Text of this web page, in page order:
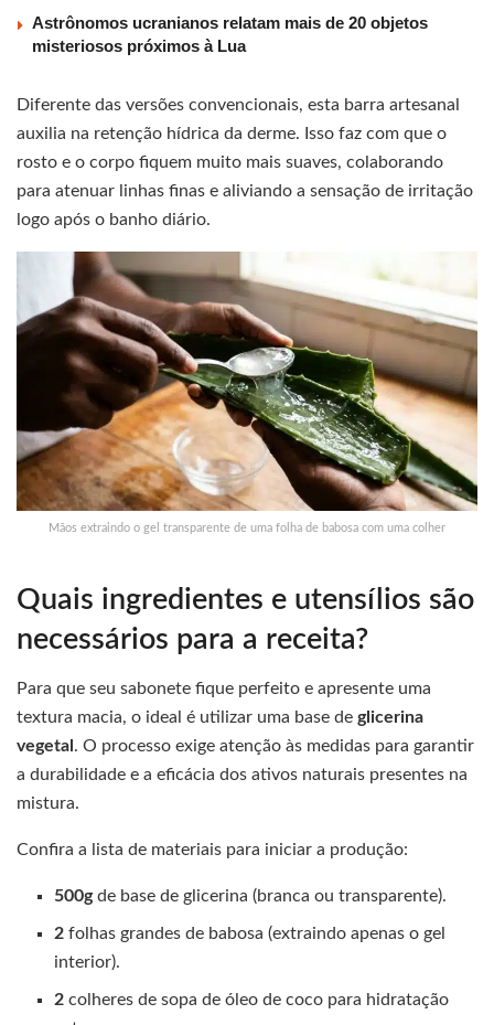
Astrônomos ucranianos relatam mais de 20 objetos
misteriosos próximos à Lua
Diferente das versões convencionais, esta barra artesanal
auxilia na retenção hídrica da derme. Isso faz com que o
rosto e o corpo fiquem muito mais suaves, colaborando
para atenuar linhas finas e aliviando a sensação de irritação
logo após o banho diário.
Mãos extraindo o gel transparente de uma folha de babosa com uma colher
Quais ingredientes e utensílios são
necessários para a receita?
Para que seu sabonete fique perfeito e apresente uma
textura macia, o ideal é utilizar uma base de glicerina
vegetal . O processo exige atenção às medidas para garantir
a durabilidade e a eficácia dos ativos naturais presentes na
mistura.
Confira a lista de materiais para iniciar a produção:
500gde base de glicerina (branca ou transparente).
2 folhas grandes de babosa (extraindo apenas o gel
interior).
2 colheres de sopa de óleo de coco para hidratação